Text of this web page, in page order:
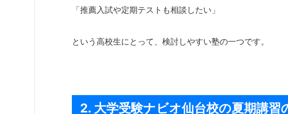
「推薦入試や定期テストも相談したい」
という高校生にとって、検討しやすい塾の一つです。
2. 大学受験ナビオ仙台校の夏期講習